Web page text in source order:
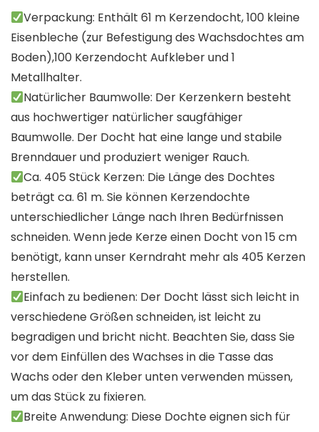
Verpackung: Enthält 61 m Kerzendocht, 100 kleine
Eisenbleche (zur Befestigung des Wachsdochtes am
Boden),100 Kerzendocht Aufkleber und 1
Metallhalter.
Natürlicher Baumwolle: Der Kerzenkern besteht
aus hochwertiger natürlicher saugfähiger
Baumwolle. Der Docht hat eine lange und stabile
Brenndauer und produziert weniger Rauch.
Ca. 405 Stück Kerzen: Die Länge des Dochtes
beträgt ca. 61 m. Sie können Kerzendochte
unterschiedlicher Länge nach Ihren Bedürfnissen
schneiden. Wenn jede Kerze einen Docht von 15 cm
benötigt, kann unser Kerndraht mehr als 405 Kerzen
herstellen.
Einfach zu bedienen: Der Docht lässt sich leicht in
verschiedene Größen schneiden, ist leicht zu
begradigen und bricht nicht. Beachten Sie, dass Sie
vor dem Einfüllen des Wachses in die Tasse das
Wachs oder den Kleber unten verwenden müssen,
um das Stück zu fixieren.
Breite Anwendung: Diese Dochte eignen sich für